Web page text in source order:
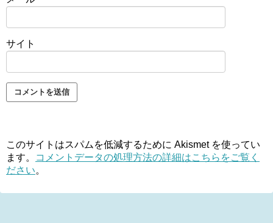
サイト
このサイトはスパムを低減するために Akismet を使ってい
ます。
コメントデータの処理方法の詳細はこちらをご覧く
ださい。